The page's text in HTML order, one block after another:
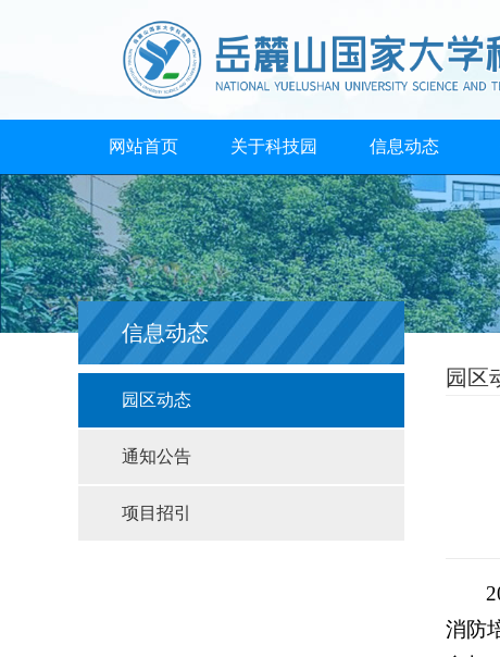
网站首页 关于科技园 信息动态
信息动态
园区动态
通知公告
项目招引
园区
消防